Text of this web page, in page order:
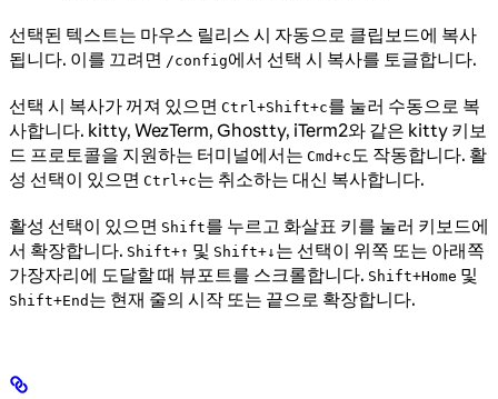
선택된 텍스트는 마우스 릴리스 시 자동으로 클립보드에 복사
됩니다. 이를 끄려면 /config에서 선택 시 복사를 토글합니다.
선택 시 복사가 꺼져 있으면 Ctrl+Shift+c를 눌러 수동으로 복
사합니다. kitty, WezTerm, Ghostty, iTerm2와 같은 kitty 키보
드 프로토콜을 지원하는 터미널에서는 Cmd+c 도 작동합니다. 활
성 선택이 있으면 Ctrl+c는 취소하는 대신 복사합니다.
활성 선택이 있으면 Shift를 누르고 화살표 키를 눌러 키보드에
서 확장합니다. Shift+↑ 및 Shift+↓ 는 선택이 위쪽 또는 아래쪽
가장자리에 도달할 때 뷰포트를 스크롤합니다. Shift+Home 및
Shift+End 는 현재 줄의 시작 또는 끝으로 확장합니다.